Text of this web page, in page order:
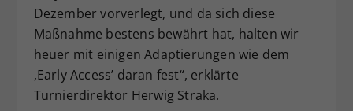
Dezember vorverlegt, und da sich diese
Maßnahme bestens bewährt hat, halten wir
heuer mit einigen Adaptierungen wie dem
,Early Access’ daran fest“, erklärte
Turnierdirektor Herwig Straka.